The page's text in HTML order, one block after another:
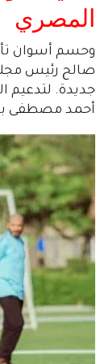
المصري
وحسم أسوان
جديدة. لتدعيم
أحمد مصطفى